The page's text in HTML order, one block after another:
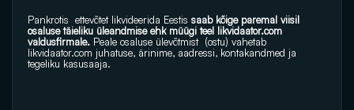
Pankrotis  ettevõtet likvideerida Eestis saab kõige paremal viisil
osaluse täieliku üleandmise ehk müügi teel likvidaator.com
valdusfirmale.
likvidaator.com juhatuse, ärinime, aadressi, kontakandmed ja
tegeliku kasusaaja.